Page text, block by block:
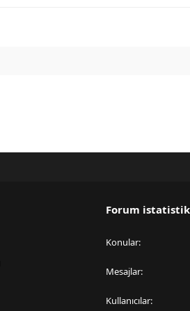
Forum
Konular
Mesajlar
Kullanıcılar